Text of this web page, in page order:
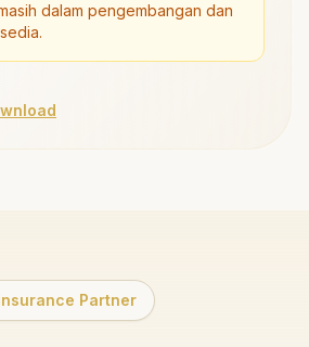
dalam pengembangan dan
Partner